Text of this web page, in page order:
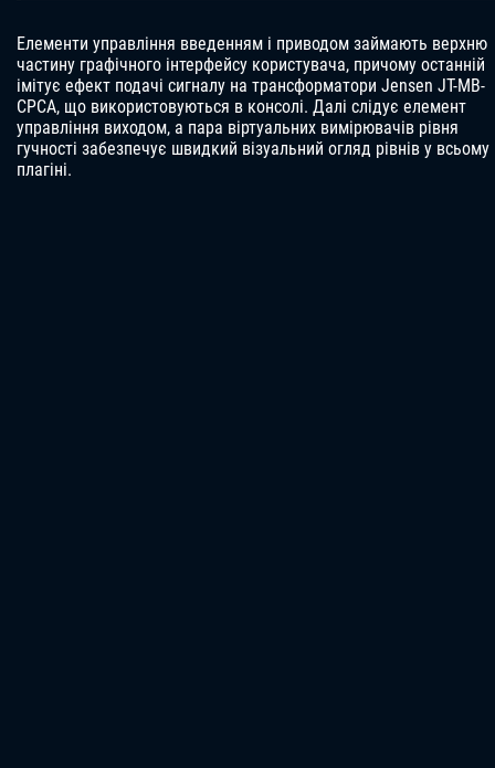
Елементи управління введенням і приводом займають верхню
частину графічного інтерфейсу користувача, причому останній
імітує ефект подачі сигналу на трансформатори Jensen JT-MB-
CPCA, що використовуються в консолі. Далі слідує елемент
управління виходом, а пара віртуальних вимірювачів рівня
гучності забезпечує швидкий візуальний огляд рівнів у всьому
плагіні.